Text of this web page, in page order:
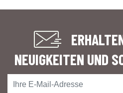
NEUIGKEITEN UND